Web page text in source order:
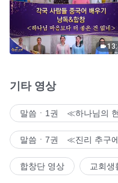
기타 영상
말씀ㆍ1권 ≪하나님의
말씀ㆍ7권 ≪진리 추구
합창단 영상 교회생